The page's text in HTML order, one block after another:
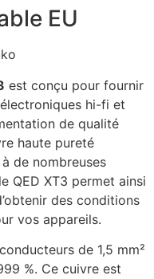
EU
est conçu pour fournir
hi-fi et
de qualité
haute pureté
de nombreuses
QED XT3 permet ainsi
des conditions
vos appareils.
de 1,5 mm²
%. Ce cuivre est